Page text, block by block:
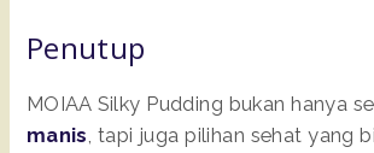
Penutup
MOIAA Silky Pudding bukan hanya
manis, tapi juga pilihan sehat yang